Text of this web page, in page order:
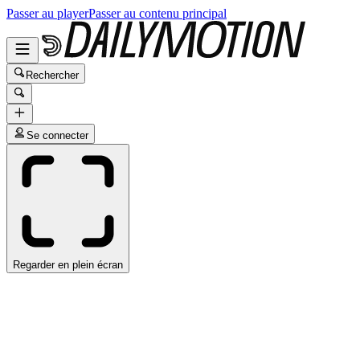
Passer au playerPasser au contenu principal
Rechercher
Se connecter
Regarder en plein écran